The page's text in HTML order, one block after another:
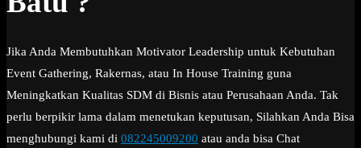
Jika Anda Membutuhkan Motivator Leadership untuk Kebutuhan
Event Gathering, Rakernas, atau In House Training guna
Meningkatkan Kualitas SDM di Bisnis atau Perusahaan Anda. Tak
perlu berpikir lama dalam menetukan keputusan, Silahkan Anda Bisa
menghubungi kami di 082245009200 atau anda bisa Chat